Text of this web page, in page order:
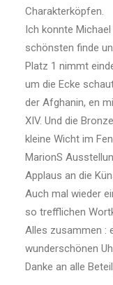
Charakterköpfen.
Ich konnte
schönsten finde
Platz 1 nimmt
um die Ecke
der Afghanin, en
XIV. Und die
kleine Wicht im
MarionS
Applaus an die
Auch mal wieder
so trefflichen
Alles zusammen :
wunderschönen
Danke an alle